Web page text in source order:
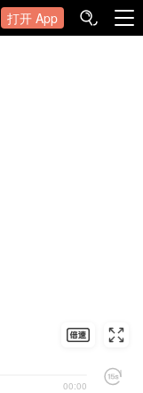
打开 App
00:00